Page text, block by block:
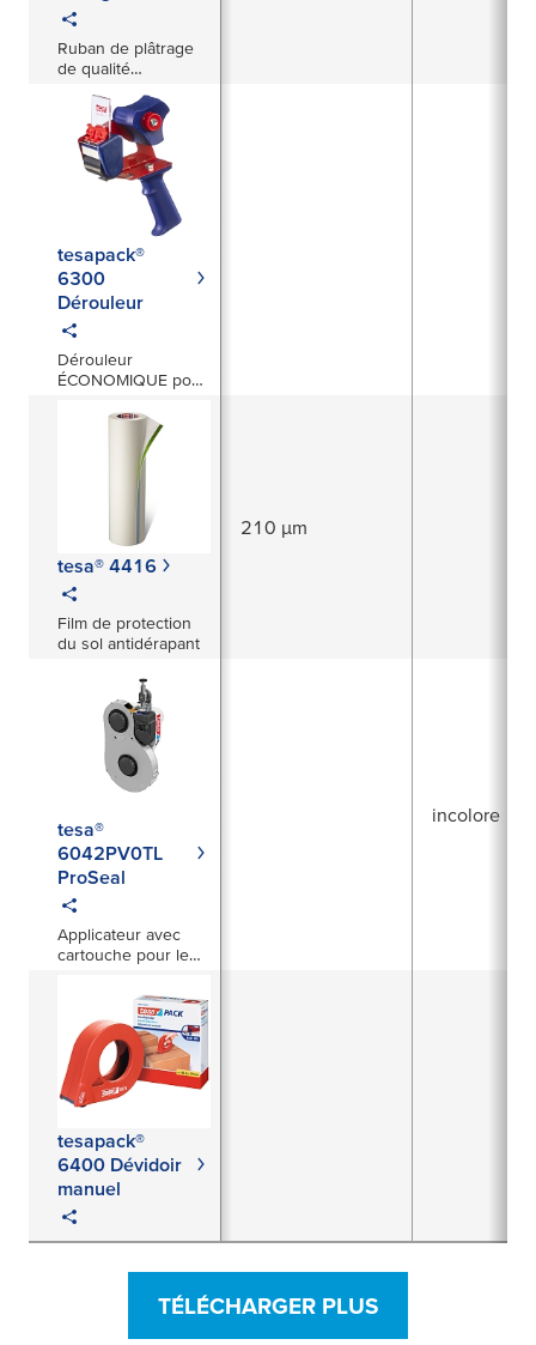
Ruban de plâtrage
de qualité
profilés et
revêtements
délicats
tesapack®
6300
Dérouleur
Dérouleur
ÉCONOMIQUE pour
tesa® 4416
Film de protection
du sol antidérapant
210 µm
tesa®
6042PV0TL
ProSeal
Applicateur avec
cartouche pour le
entièrement
automatisé des
trous
incolore
tesapack®
6400 Dévidoir
manuel
TÉLÉCHARGER PLUS